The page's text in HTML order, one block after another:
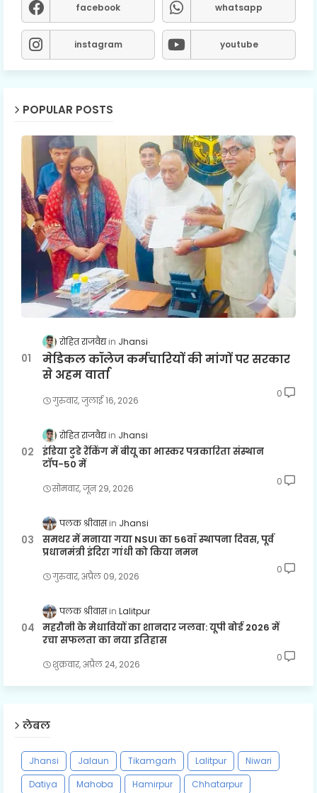
facebook whatsapp
instagram youtube
POPULAR POSTS
रोहित राजवैद्य Jhansi
मेडिकल कॉलेज कर्मचारियों की मांगों पर सरकार
से अहम वार्ता
गुरुवार, जुलाई 16, 2026
0
रोहित राजवैद्य Jhansi
इंडिया टुडे रैंकिंग में बीयू का भास्कर पत्रकारिता संस्थान
टॉप-50 में
सोमवार, जून 29, 2026
0
पलक श्रीवास Jhansi
समथर में मनाया गया NSUI का 56वाँ स्थापना दिवस, पूर्व
प्रधानमंत्री इंदिरा गांधी को किया नमन
गुरुवार, अप्रैल 09, 2026
0
पलक श्रीवास Lalitpur
महरौनी के मेधावियों का शानदार जलवा: यूपी बोर्ड 2026 में
रचा सफलता का नया इतिहास
शुक्रवार, अप्रैल 24, 2026
0
लेबल
Jhansi Jalaun Tikamgarh Lalitpur
Niwari
Datiya
Mahoba Hamirpur
Chhatarpur